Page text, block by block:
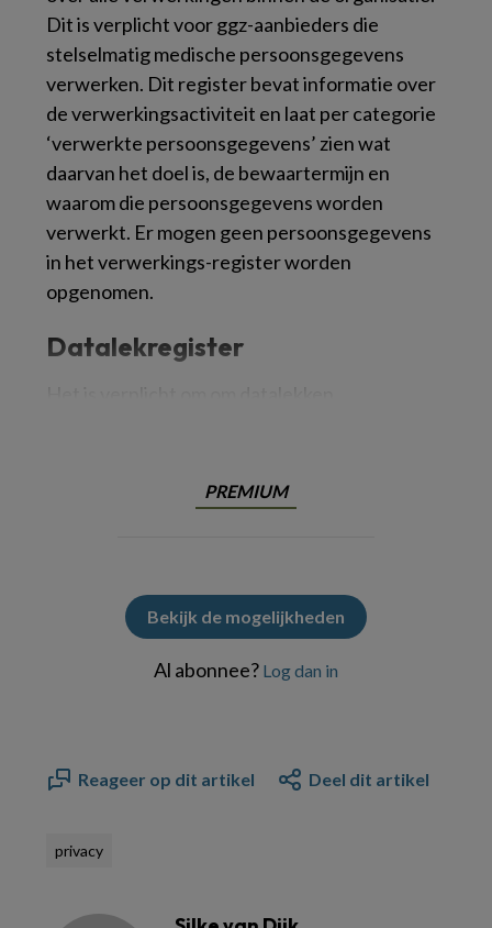
Dit is verplicht voor ggz-aanbieders die
stelselmatig medische persoonsgegevens
verwerken. Dit register bevat informatie over
de verwerkingsactiviteit en laat per categorie
‘verwerkte persoonsgegevens’ zien wat
daarvan het doel is, de bewaartermijn en
waarom die persoonsgegevens worden
verwerkt. Er mogen geen persoonsgegevens
in het verwerkings-register worden
opgenomen.
Datalekregister
PREMIUM
Bekijk de mogelijkheden
Al abonnee? Log dan in
Reageer op dit artikel Deel dit artikel
privacy